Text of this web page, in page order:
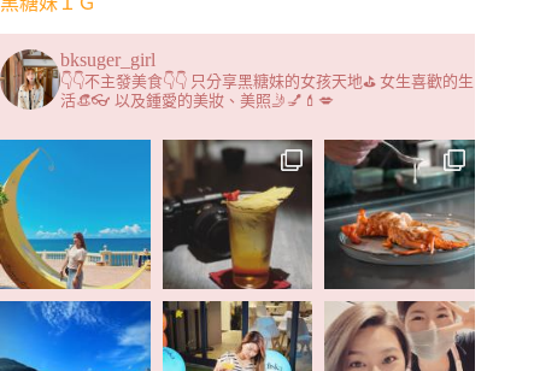
bksuger_girl
👇👇不主發美食👇👇 只分享黑糖妹的女孩天地⛳️ 女生喜歡的生
活👒👓 以及鍾愛的美妝、美照🤳💅💄💋